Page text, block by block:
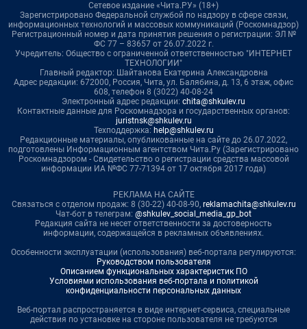
Сетевое издание «Чита.РУ» (18+)
Зарегистрировано Федеральной службой по надзору в сфере связи,
информационных технологий и массовых коммуникаций (Роскомнадзор)
Регистрационный номер и дата принятия решения о регистрации: ЭЛ №
ФС 77 – 83657 от 26.07.2022 г.
Учредитель: Общество с ограниченной ответственностью "ИНТЕРНЕТ
ТЕХНОЛОГИИ"
Главный редактор: Шайтанова Екатерина Александровна
Адрес редакции: 672000, Россия, Чита, ул. Балябина, д. 13, 6 этаж, офис
608, телефон 8 (3022) 40-08-24
Электронный адрес редакции: chita@shkulev.ru
Контактные данные для Роскомнадзора и государственных органов:
juristnsk@shkulev.ru
Техподдержка: help@shkulev.ru
Редакционные материалы, опубликованные на сайте до 26.07.2022,
подготовлены Информационным агентством Чита.Ру (Зарегистрировано
Роскомнадзором - Свидетельство о регистрации средства массовой
информации ИА №ФС 77-71394 от 17 октября 2017 года)
РЕКЛАМА НА САЙТЕ
Связаться с отделом продаж: 8 (30-22) 40-08-90, reklamachita@shkulev.ru
Чат-бот в телеграм: @shkulev_social_media_gp_bot
Редакция сайта не несет ответственности за достоверность
информации, содержащейся в рекламных объявлениях.
Особенности эксплуатации (использования) веб-портала регулируются:
Руководством пользователя
Описанием функциональных характеристик ПО
Условиями использования веб-портала и политикой
конфиденциальности персональных данных
Веб-портал распространяется в виде интернет-сервиса, специальные
действия по установке на стороне пользователя не требуются